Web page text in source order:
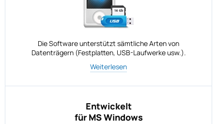
Die Software unterstützt sämtliche Arten von
Datenträgern (Festplatten, USB-Laufwerke usw.).
Weiterlesen
Entwickelt
für MS Windows